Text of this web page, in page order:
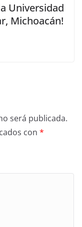
Universidad
Michoacán!
será publicada.
con *